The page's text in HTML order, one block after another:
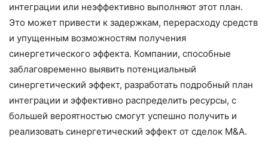
интеграции или неэффективно выполняют этот план.
Это может привести к задержкам, перерасходу средств
и упущенным возможностям получения
синергетического эффекта. Компании, способные
заблаговременно выявить потенциальный
синергетический эффект, разработать подробный план
интеграции и эффективно распределить ресурсы, с
большей вероятностью смогут успешно получить и
реализовать синергетический эффект от сделок M&A.